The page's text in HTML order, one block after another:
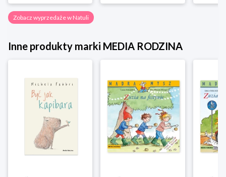
Zobacz wyprzedaże w Natuli
Inne produkty marki MEDIA RODZINA